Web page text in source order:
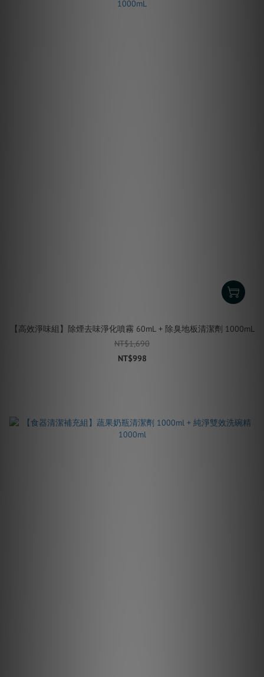
【高效淨味組】除煙去味淨化噴霧 60mL + 除臭地板清潔劑 1000mL
NT$1,690
NT$998